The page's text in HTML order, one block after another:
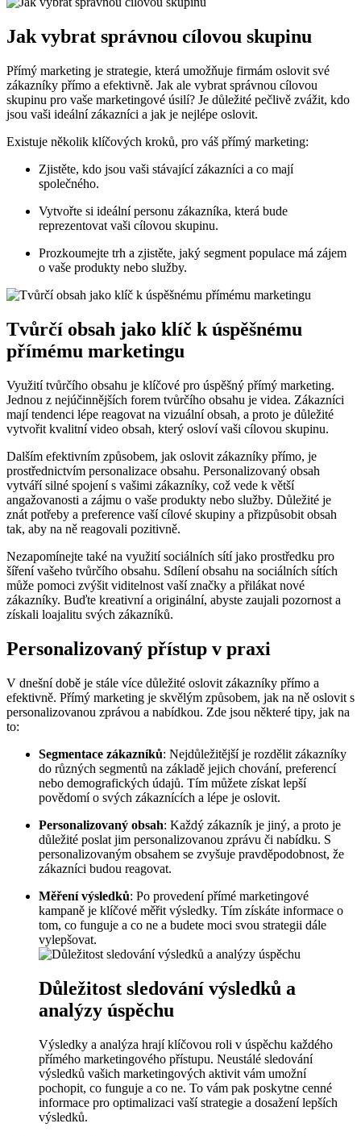
Jak vybrat správnou cílovou skupinu
Přímý marketing je strategie, která umožňuje firmám oslovit své
zákazníky přímo a efektivně. Jak ale vybrat správnou cílovou
skupinu pro vaše marketingové úsilí? Je důležité pečlivě zvážit, kdo
jsou vaši ideální zákazníci a jak je nejlépe oslovit.
Existuje několik klíčových kroků, pro váš přímý marketing:
Zjistěte, kdo jsou vaši stávající zákazníci a co mají
společného.
Vytvořte si ideální personu zákazníka, která bude
reprezentovat vaši cílovou skupinu.
Prozkoumejte trh a zjistěte, jaký segment populace má zájem
o vaše produkty nebo služby.
Tvůrčí obsah jako klíč k úspěšnému
přímému marketingu
Využití tvůrčího obsahu je klíčové pro úspěšný přímý marketing.
Jednou z nejúčinnějších forem tvůrčího obsahu je videa. Zákazníci
mají tendenci lépe reagovat na vizuální obsah, a proto je důležité
vytvořit kvalitní video obsah, který osloví vaši cílovou skupinu.
Dalším efektivním způsobem, jak oslovit zákazníky přímo, je
prostřednictvím personalizace obsahu. Personalizovaný obsah
vytváří silné spojení s vašimi zákazníky, což vede k větší
angažovanosti a zájmu o vaše produkty nebo služby. Důležité je
znát potřeby a preference vaší cílové skupiny a přizpůsobit obsah
tak, aby na ně reagovali pozitivně.
Nezapomínejte také na využití sociálních sítí jako prostředku pro
šíření vašeho tvůrčího obsahu. Sdílení obsahu na sociálních sítích
může pomoci zvýšit viditelnost vaší značky a přilákat nové
zákazníky. Buďte kreativní a originální, abyste zaujali pozornost a
získali loajalitu svých zákazníků.
Personalizovaný přístup v praxi
V dnešní době je stále více důležité oslovit zákazníky přímo a
efektivně. Přímý marketing je skvělým způsobem, jak na ně oslovit s
personalizovanou zprávou a nabídkou. Zde jsou některé tipy, jak na
to:
Segmentace zákazníků: Nejdůležitější je rozdělit zákazníky
do různých segmentů na základě jejich chování, preferencí
nebo demografických údajů. Tím můžete získat lepší
povědomí o svých zákaznících a lépe je oslovit.
Personalizovaný obsah: Každý zákazník je jiný, a proto je
důležité poslat jim personalizovanou zprávu či nabídku. S
personalizovaným obsahem se zvyšuje pravděpodobnost, že
zákazníci budou reagovat.
Měření výsledků: Po provedení přímé marketingové
kampaně je klíčové měřit výsledky. Tím získáte informace o
tom, co funguje a co ne a budete moci svou strategii dále
vylepšovat.
Důležitost sledování výsledků a
analýzy úspěchu
Výsledky a analýza hrají klíčovou roli v úspěchu každého
přímého marketingového přístupu. Neustálé sledování
výsledků vašich marketingových aktivit vám umožní
pochopit, co funguje a co ne. To vám pak poskytne cenné
informace pro optimalizaci vaší strategie a dosažení lepších
výsledků.